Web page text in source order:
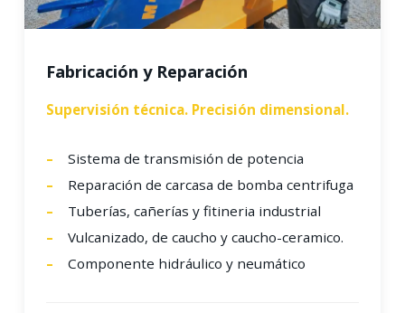
Fabricación y Reparación
Supervisión técnica. Precisión dimensional.
Sistema de transmisión de potencia
Reparación de carcasa de bomba centrifuga
Tuberías, cañerías y fitineria industrial
Vulcanizado, de caucho y caucho-ceramico.
Componente hidráulico y neumático